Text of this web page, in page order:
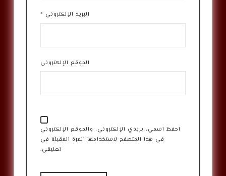
البريد الإلكتروني *
الموقع الإلكتروني
احفظ اسمي، بريدي الإلكتروني، والموقع الإلكتروني
في هذا المتصفح لاستخدامها المرة المقبلة في
تعليقي.